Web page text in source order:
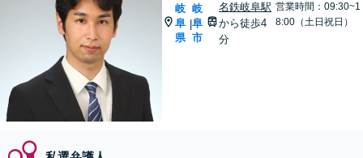
岐
阜
県
|
岐
阜
市
名鉄岐阜駅
から徒歩4
分
営業時間：09:30~1
8:00（土日祝日）